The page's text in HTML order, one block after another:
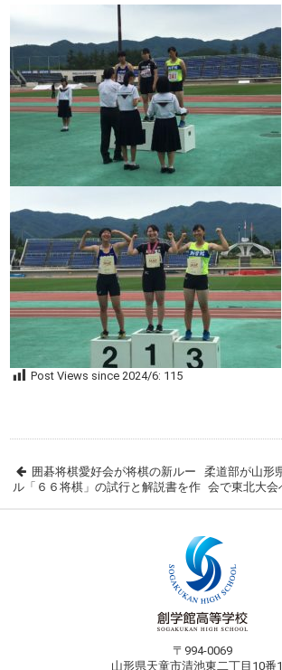
Post Views since 2024/6: 115
囲碁将棋愛好会が将棋の新ルー
ル「６６将棋」の試行と解説書を作
柔道部が山形
会で東北大会
〒994-0069
山形県天童市清池東二丁目10番